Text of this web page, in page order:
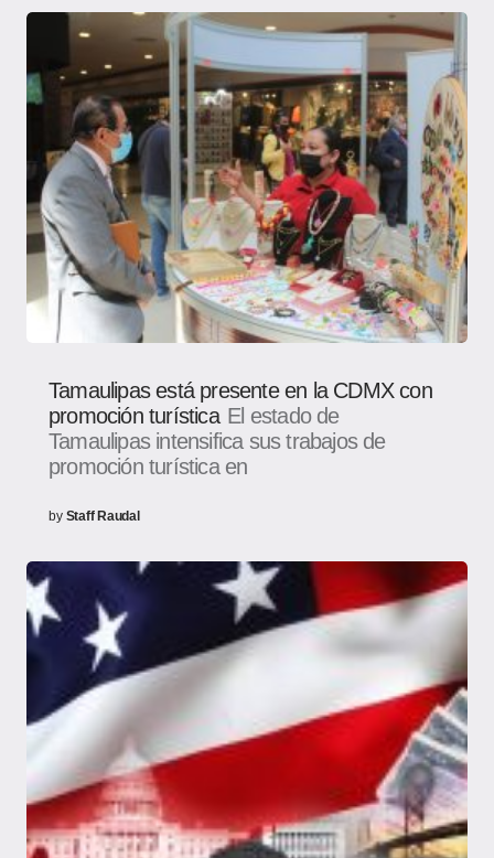
Tamaulipas está presente en la CDMX con
promoción turística El estado de
Tamaulipas intensifica sus trabajos de
promoción turística en
by Staff Raudal